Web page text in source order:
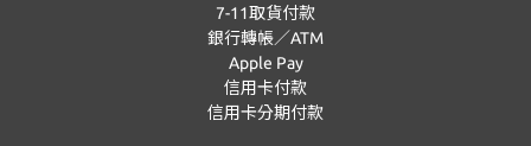
7-11取貨付款
銀行轉帳／ATM
Apple Pay
信用卡付款
信用卡分期付款